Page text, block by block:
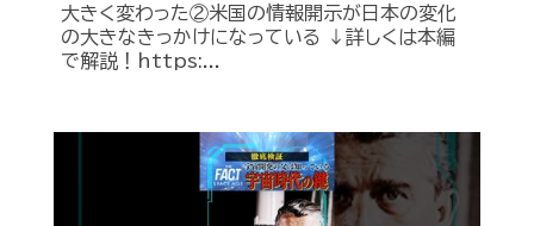
大きく変わった②米国の情報開示が日本の変化
の大きなきっかけになっている ↓詳しくは本編
で解説！https:...